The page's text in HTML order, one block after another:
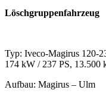
Löschgruppenfahrzeug
Typ: Iveco-Magirus 120-
174 kW / 237 PS, 13.500
Aufbau: Magirus – Ulm